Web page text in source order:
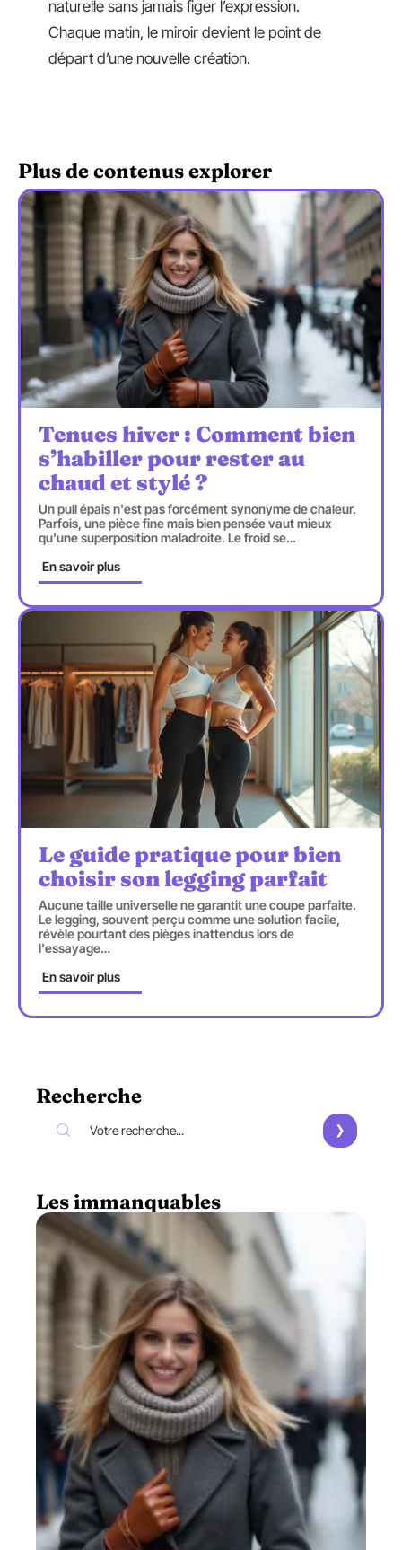
naturelle sans jamais figer l’expression.
Chaque matin, le miroir devient le point de
départ d’une nouvelle création.
Plus de contenus explorer
Tenues hiver : Comment bien
s’habiller pour rester au
chaud et stylé ?
Un pull épais n'est pas forcément synonyme de chaleur.
Parfois, une pièce fine mais bien pensée vaut mieux
qu'une superposition maladroite. Le froid se…
En savoir plus
Le guide pratique pour bien
choisir son legging parfait
Aucune taille universelle ne garantit une coupe parfaite.
Le legging, souvent perçu comme une solution facile,
révèle pourtant des pièges inattendus lors de
l'essayage…
En savoir plus
Recherche
Les immanquables